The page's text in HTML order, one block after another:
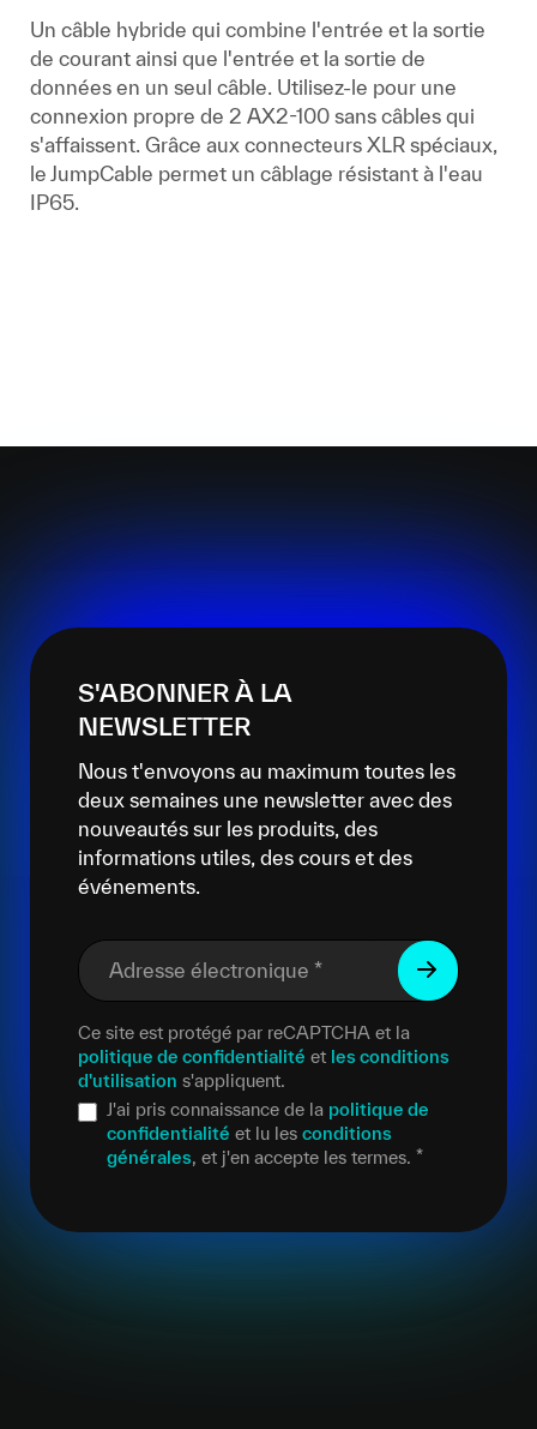
Un câble hybride qui combine l'entrée et la sortie
de courant ainsi que l'entrée et la sortie de
données en un seul câble. Utilisez-le pour une
connexion propre de 2 AX2-100 sans câbles qui
s'affaissent. Grâce aux connecteurs XLR spéciaux,
le JumpCable permet un câblage résistant à l'eau
IP65.
S'ABONNER À LA
NEWSLETTER
Nous t'envoyons au maximum toutes les
deux semaines une newsletter avec des
nouveautés sur les produits, des
informations utiles, des cours et des
événements.
Adresse électronique *
Ce site est protégé par reCAPTCHA et la
politique de confidentialité et les conditions
d'utilisation s'appliquent.
J'ai pris connaissance de la politique de
confidentialité et lu les conditions
générales, et j'en accepte les termes. *